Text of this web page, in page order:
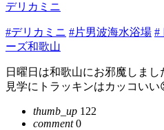
デリカミニ
#デリカミニ #片男波海水浴場 #
ーズ和歌山
日曜日は和歌山にお邪魔しま
見学にトラッキンはカッコいい
thumb_up 122
comment0